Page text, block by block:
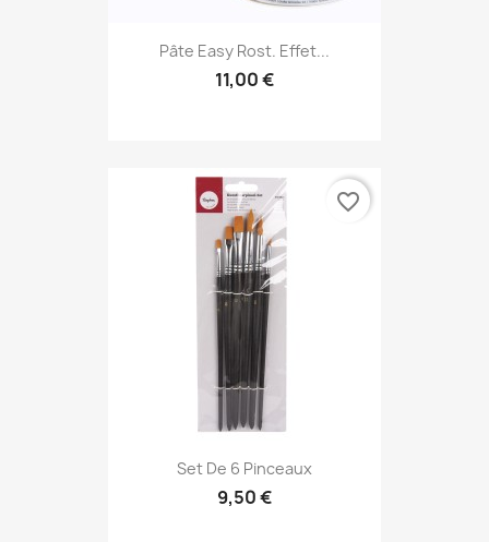
Pâte Easy Rost. Effet...
11,00 €
Set De 6 Pinceaux
9,50 €
favorite_border